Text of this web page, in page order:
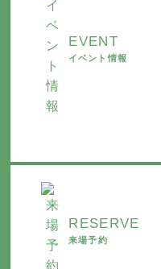
EVENT
イベント情報
RESERVE
来場予約